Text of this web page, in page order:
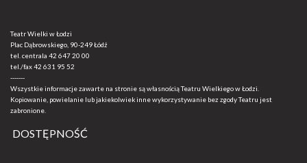
Teatr Wielki w Łodzi
Plac Dąbrowskiego, 90-249 Łódź
tel. centrala 42 647 20 00
tel./fax42 631 95 52
-------
Wszystkie informacje zawarte na stronie są własnością Teatru Wielkiego w Łodzi.
Kopiowanie, powielanie lub jakiekolwiek inne wykorzystywanie bez zgody Teatru jest
zabronione.
DOSTĘPNOŚĆ